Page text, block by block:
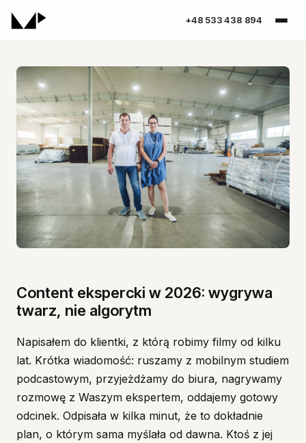
Content ekspercki w 2026: wygrywa twarz, nie
Drogie przestało być nagranie. Drogie jest zaufanie
Dlaczego to problem akurat dla marketingu
Powód, dla którego eksperci nie trafiają przed
Co się u nas zmieniło i co z tego ma Twój dział
Od czego zacząć
Content ekspercki w 2026: wygrywa
twarz, nie algorytm
Napisałem do klientki, z którą robimy filmy od kilku
lat. Krótka wiadomość: ruszamy z mobilnym studiem
podcastowym, przyjeżdżamy do biura, nagrywamy
rozmowę z Waszym ekspertem, oddajemy gotowy
odcinek. Odpisała w kilka minut, że to dokładnie
plan, o którym sama myślała od dawna. Ktoś z jej
+48 533 438 894